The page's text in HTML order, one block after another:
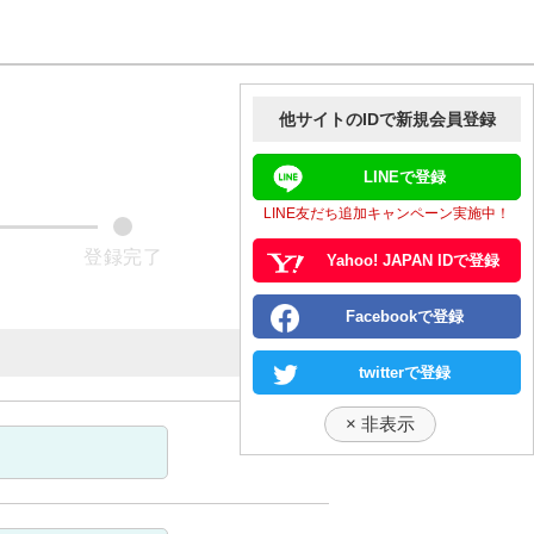
他サイトのIDで新規会員登録
LINEで登録
LINE友だち追加キャンペーン実施中！
Yahoo! JAPAN IDで登録
Facebookで登録
twitterで登録
× 非表示